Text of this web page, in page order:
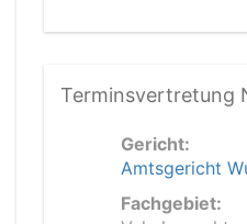
Terminsvertretung
Gericht:
Amtsgericht
Fachgebiet: